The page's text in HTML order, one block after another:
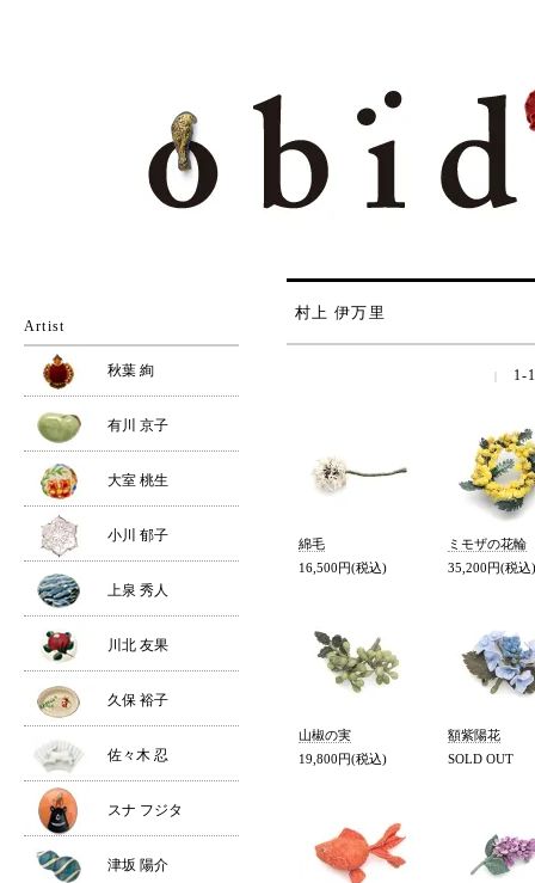
村上 伊万里
| 1-
綿毛
16,500円(税込)
ミモザの花輪
35,200円(税込)
山椒の実
19,800円(税込)
額紫陽花
SOLD OUT
Artist
秋葉 絢
有川 京子
大室 桃生
小川 郁子
上泉 秀人
川北 友果
久保 裕子
佐々木 忍
スナ フジタ
津坂 陽介